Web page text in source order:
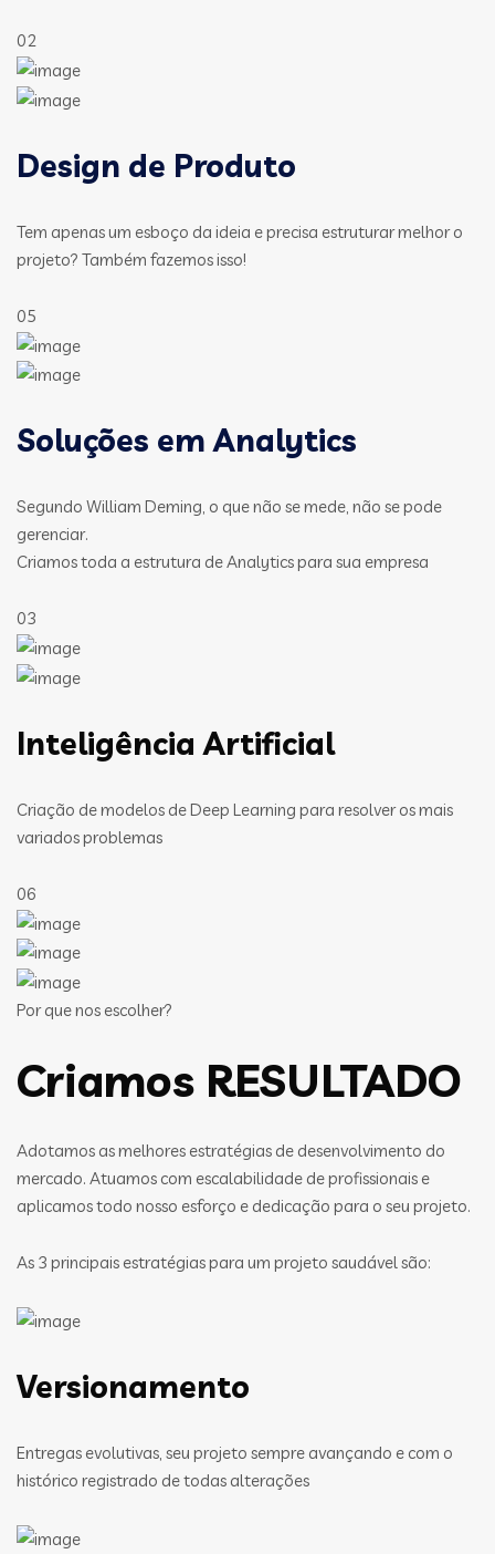
02
Design de Produto
Tem apenas um esboço da ideia e precisa estruturar melhor o
projeto? Também fazemos isso!
05
Soluções em Analytics
Segundo William Deming, o que não se mede, não se pode
gerenciar.
Criamos toda a estrutura de Analytics para sua empresa
03
Inteligência Artificial
Criação de modelos de Deep Learning para resolver os mais
variados problemas
06
Por que nos escolher?
Criamos RESULTADO
Adotamos as melhores estratégias de desenvolvimento do
mercado. Atuamos com escalabilidade de profissionais e
aplicamos todo nosso esforço e dedicação para o seu projeto.
As 3 principais estratégias para um projeto saudável são:
Versionamento
Entregas evolutivas, seu projeto sempre avançando e com o
histórico registrado de todas alterações